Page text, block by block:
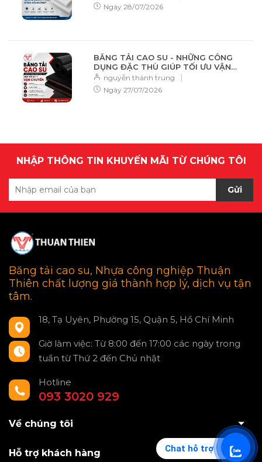
Ngày 28/07/2026
BĂNG TẢI CAO SU - NHỮNG CÔNG
DỤNG ĐẶC THÙ GIÚP TỐI ƯU VẬN
CHUYỂN
nguyễn thành trung |
Ngày 27/07/2026
NHẬP THÔNG TIN KHUYẾN MÃI TỪ CHÚNG TÔI
Gửi
Băng tải cao su, Nhựa công nghiệp Thuận
Thiên chất lượng giá thành hợp lý, dịch vụ tận
tâm.
18, Tạ Uyên, Phường 15, Quận 5, Hồ Chí Minh
Giờ làm việc: Từ 8:00 đến 17:00 các ngày trong
tuần từ Thứ 2 đến Chủ nhật
Hotline
093 3020 929
Về chúng tôi
Hỗ trợ khách hàng Chat hỗ trợ